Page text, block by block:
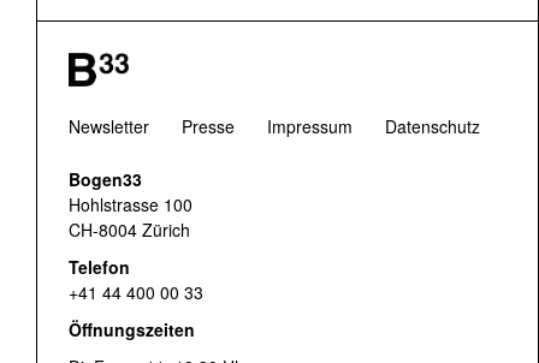
Newsletter Presse Impressum Datenschutz
Bogen33
Hohlstrasse 100
CH-8004 Zürich
Telefon
+41 44 400 00 33
Öffnungszeiten